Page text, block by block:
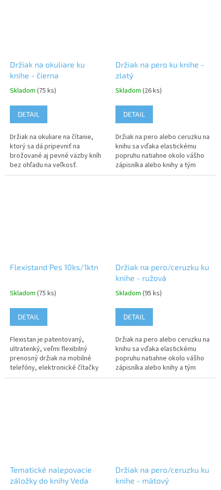
Držiak na okuliare ku
knihe - čierna
Skladom (75 ks)
DETAIL
Držiak na okuliare na čítanie,
ktorý sa dá pripevniť na
brožované aj pevné väzby kníh
bez ohľadu na veľkosť.
Pripevnenie zabepečujú silné
Držiak na pero ku knihe -
zlatý
Skladom (26 ks)
DETAIL
Držiak na pero alebo ceruzku na
knihu sa vďaka elastickému
popruhu natiahne okolo vášho
zápisníka alebo knihy a tým
zabezpečí, že budete mať
Flexistand Pes 10ks/1ktn
Skladom (75 ks)
DETAIL
Flexistan je patentovaný,
ultratenký, veľmi flexibilný
prenosný držiak na mobilné
telefóny, elektronické čítačky
a...
Držiak na pero/ceruzku ku
knihe - ružová
Skladom (95 ks)
DETAIL
Držiak na pero alebo ceruzku na
knihu sa vďaka elastickému
popruhu natiahne okolo vášho
zápisníka alebo knihy a tým
zabezpečí, že budete mať
Tematické nalepovacie
záložky do knihy Veda
Držiak na pero/ceruzku ku
knihe - mätový